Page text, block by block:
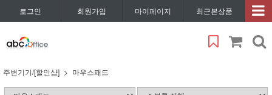
로그인 회원가입 마이페이지 최근본상품
주변기기/[할인샵] 마우스패드